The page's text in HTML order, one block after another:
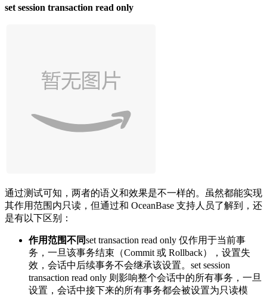
set session transaction read only
通过测试可知，两者的语义和效果是不一样的。虽然都能实现
其作用范围内只读，但通过和 OceanBase 支持人员了解到，还
是有以下区别：
作用范围不同set transaction read only 仅作用于当前事
务，一旦该事务结束（Commit 或 Rollback），设置失
效，会话中后续事务不会继承该设置。 set session
transaction read only 则影响整个会话中的所有事务，一旦
设置，会话中接下来的所有事务都会被设置为只读模